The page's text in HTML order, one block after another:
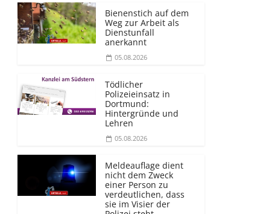
Bienenstich auf dem
Weg zur Arbeit als
Dienstunfall
anerkannt
05.08.2026
Tödlicher
Polizeieinsatz in
Dortmund:
Hintergründe und
Lehren
05.08.2026
Meldeauflage dient
nicht dem Zweck
einer Person zu
verdeutlichen, dass
sie im Visier der